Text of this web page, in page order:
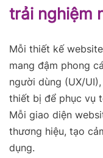
trải nghiệm
Mỗi thiết kế
mang đậm phong
người dùng (UX/
thiết bị để phục vụ
Mỗi giao diện
thương hiệu, tạo
dụng.